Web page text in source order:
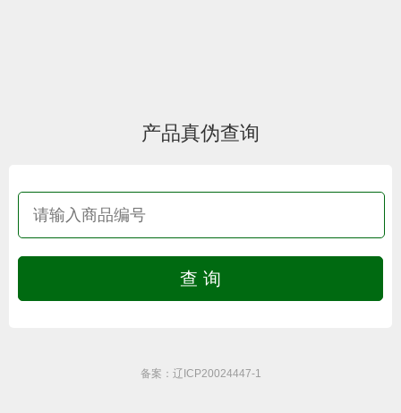
产品真伪查询
备案： 辽ICP20024447-1